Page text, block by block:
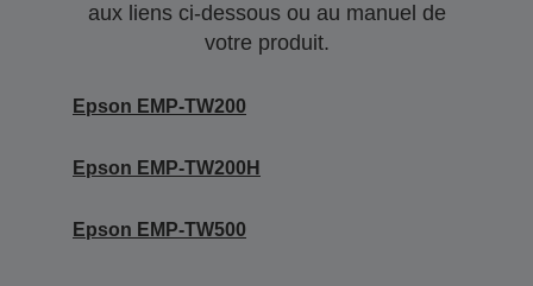
aux liens ci-dessous ou au manuel de
votre produit.
Epson EMP-TW200
Epson EMP-TW200H
Epson EMP-TW500